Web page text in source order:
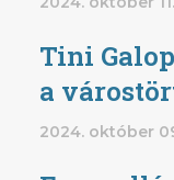
Tini
a
2024. október